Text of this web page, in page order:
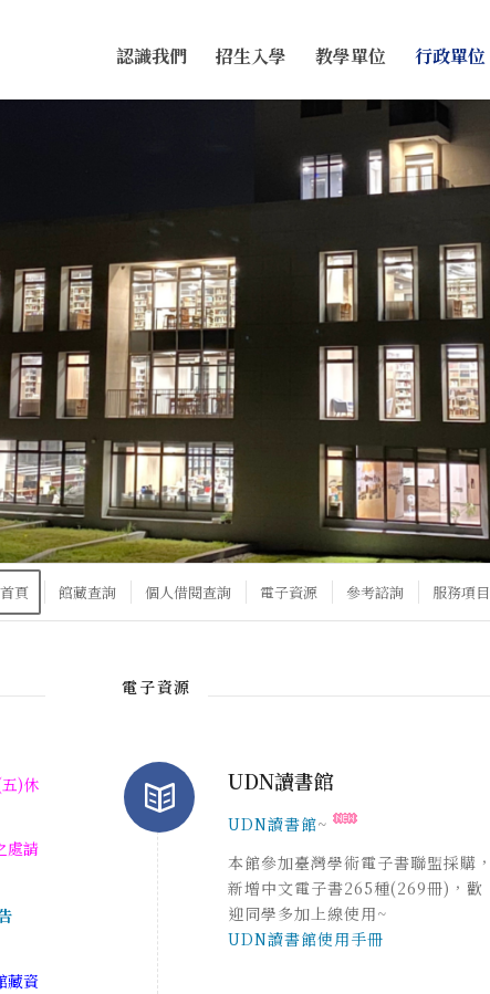
認識我們 招生入學 教學單位 行政單位
頁 館藏查詢 個人借閱查詢 電子資源 參考諮詢 服務項目
)休
處請
藏資
電子資源
UDN讀書館
UDN讀書館~
本館參加臺灣學術電子書聯盟採購，
新增中文電子書265種(269冊)，歡
迎同學多加上線使用~
UDN讀書館使用手冊